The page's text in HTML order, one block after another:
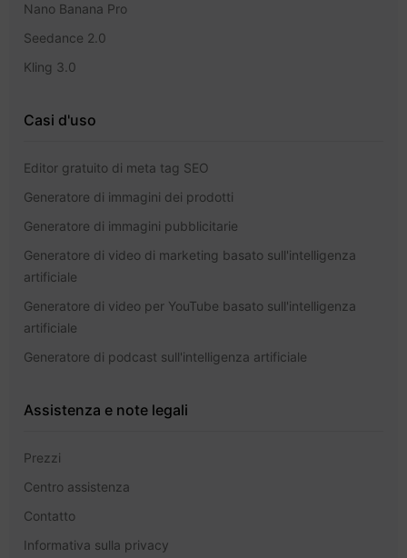
Nano Banana Pro
Seedance 2.0
Kling 3.0
Casi d'uso
Editor gratuito di meta tag SEO
Generatore di immagini dei prodotti
Generatore di immagini pubblicitarie
Generatore di video di marketing basato sull'intelligenza
artificiale
Generatore di video per YouTube basato sull'intelligenza
artificiale
Generatore di podcast sull'intelligenza artificiale
Assistenza e note legali
Prezzi
Centro assistenza
Contatto
Informativa sulla privacy